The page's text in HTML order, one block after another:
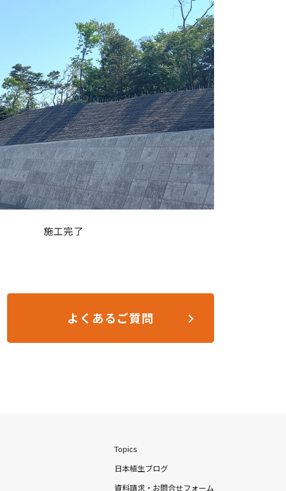
施工完了
よくあるご質問
Topics
日本植生ブログ
資料請求・お問合せフォーム